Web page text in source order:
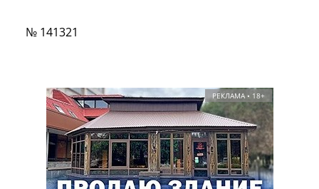
№ 141321
РЕКЛАМА • 18+